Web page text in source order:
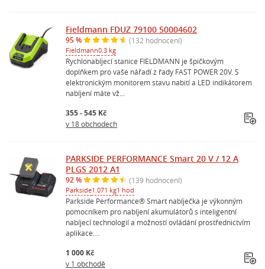
Fieldmann FDUZ 79100 50004602
95 % (132 hodnocení)
Fieldmann0.3 kg
Rychlonabíjecí stanice FIELDMANN je špičkovým
doplňkem pro vaše nářadí z řady FAST POWER 20V. S
elektronickým monitorem stavu nabití a LED indikátorem
nabíjení máte vž...
355 - 545 Kč
v 18 obchodech
PARKSIDE PERFORMANCE Smart 20 V / 12 A
PLGS 2012 A1
92 % (139 hodnocení)
Parkside1.071 kg1 hod
Parkside Performance® Smart nabíječka je výkonným
pomocníkem pro nabíjení akumulátorů s inteligentní
nabíjecí technologií a možností ovládání prostřednictvím
aplikace....
1 000 Kč
v 1 obchodě